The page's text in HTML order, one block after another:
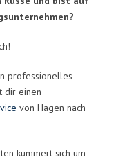
professionelles
dir einen
von Hagen nach
kümmert sich um